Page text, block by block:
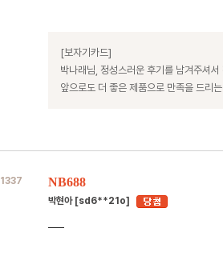
[보자기카드]
박나래님, 정성스러운 후기를 남겨주셔
앞으로도 더 좋은 제품으로 만족을 드리
1337 NB688
박현아 [sd6**21o]